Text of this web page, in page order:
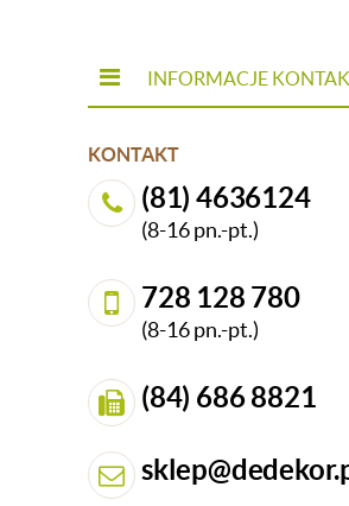
INFORMACJE
KONTAKT
(81) 4636124
(8-16 pn.-pt.)
728 128 780
(8-16 pn.-pt.)
(84) 686 8821